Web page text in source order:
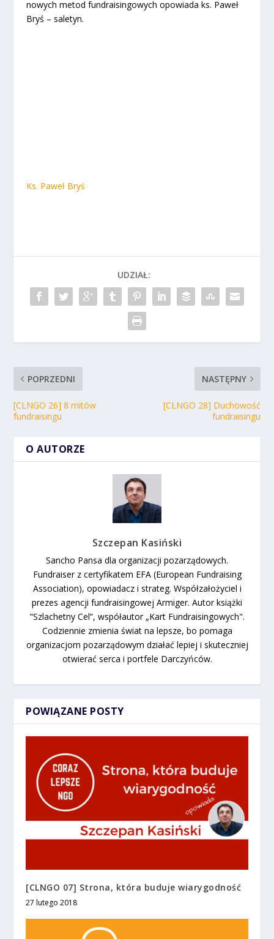
nowych metod fundraisingowych opowiada ks. Paweł
Bryś – saletyn.
Ks. Paweł Bryś
UDZIAŁ:
POPRZEDNI
[CLNGO 26] 8 mitów
fundraisingu
NASTĘPNY
[CLNGO 28] Duchowość
fundraisingu
O AUTORZE
Szczepan Kasiński
Sancho Pansa dla organizacji pozarządowych.
Fundraiser z certyfikatem EFA (European Fundraising
Association), opowiadacz i strateg. Współzałożyciel i
prezes agencji fundraisingowej Armiger. Autor książki
"Szlachetny Cel”, współautor „Kart Fundraisingowych".
Codziennie zmienia świat na lepsze, bo pomaga
organizacjom pozarządowym działać lepiej i skuteczniej
otwierać serca i portfele Darczyńców.
POWIĄZANE POSTY
[CLNGO 07] Strona, która buduje wiarygodność
27 lutego 2018